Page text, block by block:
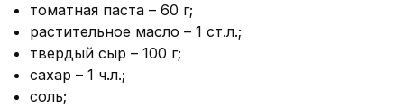
томатная паста – 60 г;
растительное масло – 1 ст.л.;
твердый сыр – 100 г;
сахар – 1 ч.л.;
соль;